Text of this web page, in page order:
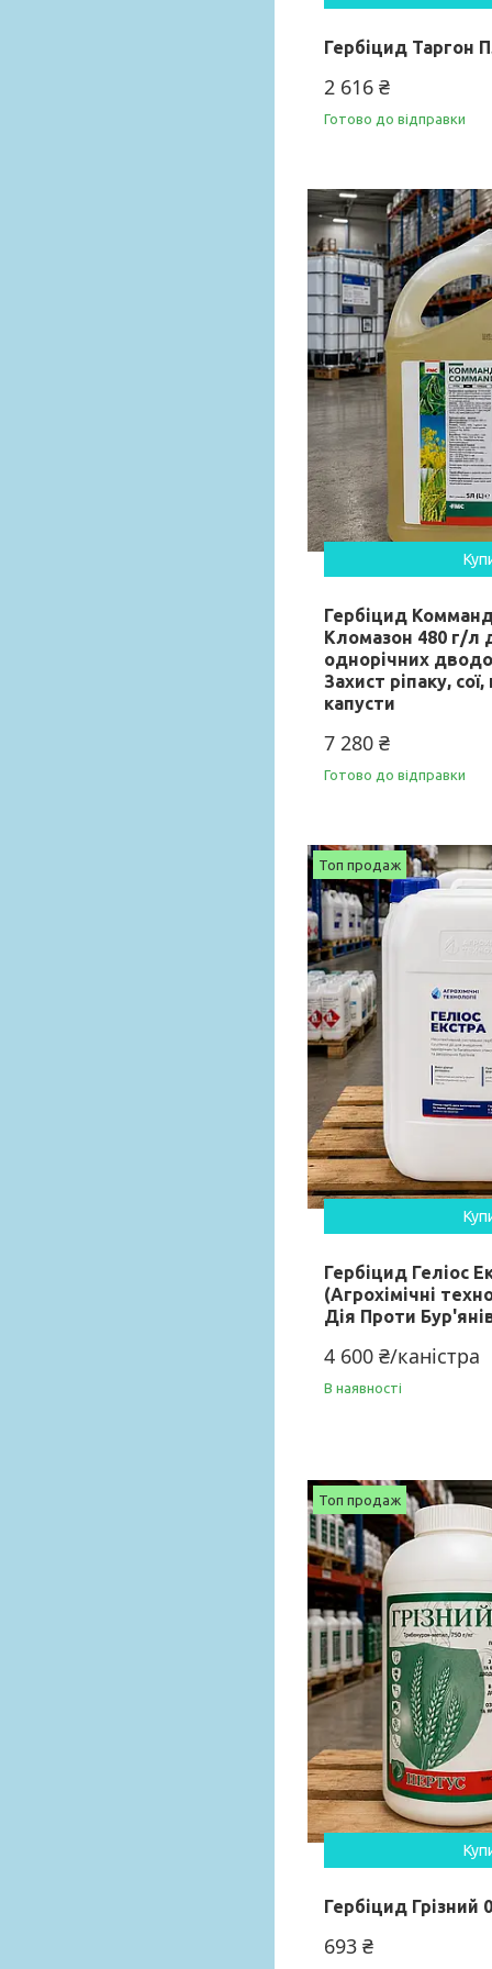
Гербіцид Таргон
2 616 ₴
Готово до відправки
Гербіцид
Кломазон 480 г/л
однорічних
Захист ріпаку,
капусти
7 280 ₴
Готово до відправки
Топ продаж
Гербіцид Геліос
(Агрохімічні
Дія Проти
4 600 ₴/каністра
В наявності
Топ продаж
Гербіцид Грізний
693 ₴